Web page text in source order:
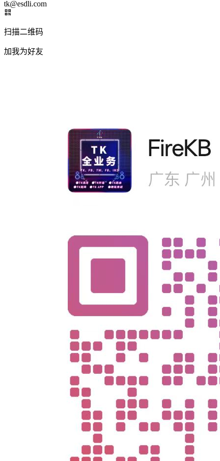
tk@esdli.com
扫描二维码
加我为好友